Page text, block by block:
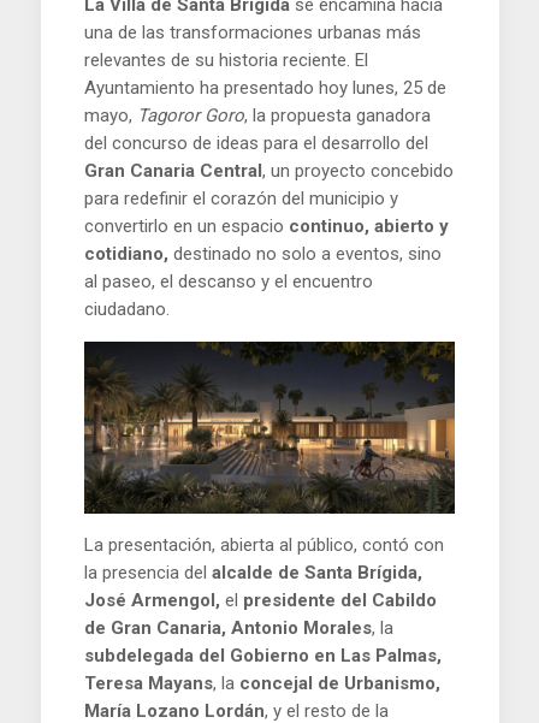
La Villa de Santa Brígida se encamina hacia
una de las transformaciones urbanas más
relevantes de su historia reciente. El
Ayuntamiento ha presentado hoy lunes, 25 de
mayo, Tagoror Goro, la propuesta ganadora
del concurso de ideas para el desarrollo del
Gran Canaria Central, un proyecto concebido
para redefinir el corazón del municipio y
convertirlo en un espacio continuo, abierto y
cotidiano, destinado no solo a eventos, sino
al paseo, el descanso y el encuentro
ciudadano.
La presentación, abierta al público, contó con
la presencia delalcalde de Santa Brígida,
José Armengol,el presidente del Cabildo
de Gran Canaria, Antonio Morales, la
subdelegada del Gobierno en Las Palmas,
Teresa Mayans, la concejal de Urbanismo,
María Lozano Lordán, y el resto de la